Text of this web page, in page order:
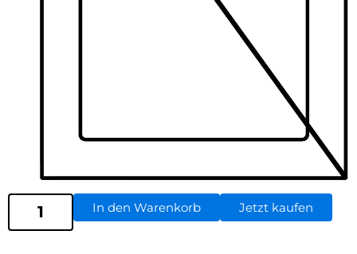
In den Warenkorb Jetzt kaufen